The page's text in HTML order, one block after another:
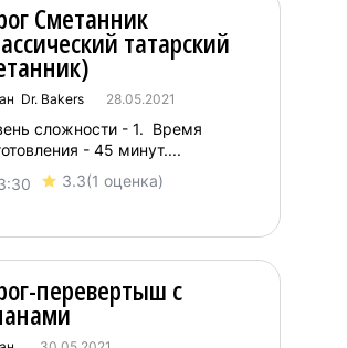
Сметанник
татарский
Dr. Bakers 28.05.2021
3.3(1 оценка)
сложности - 1. Время
- 45 минут....
перевертыш с